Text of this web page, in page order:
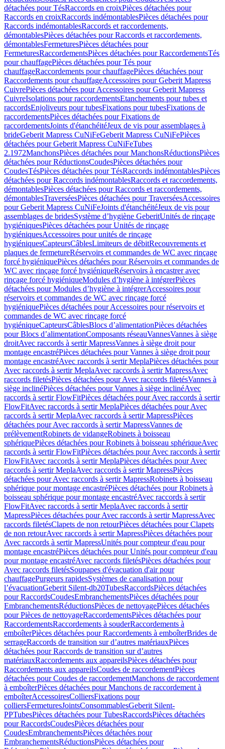
détachées pour TésRaccords en croixPièces détachées pour
Raccords en croixRaccords indémontablesPièces détachées pour
Raccords indémontablesRaccords et raccordements,
démontablesPièces détachées pour Raccords et raccordements,
démontablesFermeturesPièces détachées pour
FermeturesRaccordementsPièces détachées pour RaccordementsTés
pour chauffagePièces détachées pour Tés pour
chauffageRaccordements pour chauffagePièces détachées pour
Raccordements pour chauffageAccessoires pour Geberit Mapress
CuivrePièces détachées pour Accessoires pour Geberit Mapress
CuivreIsolations pour raccordementsEtanchements pour tubes et
raccordsEnjoliveurs pour tubesFixations pour tubesFixations de
raccordementsPièces détachées pour Fixations de
raccordementsJoints d'étanchéitéJeux de vis pour assemblages à
brideGeberit Mapress CuNiFeGeberit Mapress CuNiFePièces
détachées pour Geberit Mapress CuNiFeTubes
2.1972ManchonsPièces détachées pour ManchonsRéductionsPièces
détachées pour RéductionsCoudesPièces détachées pour
CoudesTésPièces détachées pour TésRaccords indémontablesPièces
détachées pour Raccords indémontablesRaccords et raccordements,
démontablesPièces détachées pour Raccords et raccordements,
démontablesTraverséesPièces détachées pour TraverséesAccessoires
pour Geberit Mapress CuNiFeJoints d'étanchéitéJeux de vis pour
assemblages de bridesSystème d’hygiène GeberitUnités de rinçage
hygiéniquesPièces détachées pour Unités de rinçage
hygiéniquesAccessoires pour unités de rinçage
hygiéniquesCapteursCâblesLimiteurs de débitRecouvrements et
plaques de fermetureRéservoirs et commandes de WC avec rinçage
forcé hygiéniquePièces détachées pour Réservoirs et commandes de
WC avec rinçage forcé hygiéniqueRéservoirs à encastrer avec
rinçage forcé hygiéniqueModules d’hygiène à intégrerPièces
détachées pour Modules d’hygiène à intégrerAccessoires pour
réservoirs et commandes de WC avec rinçage forcé
hygiéniquePièces détachées pour Accessoires pour réservoirs et
commandes de WC avec rinçage forcé
hygiéniqueCapteursCâblesBlocs d’alimentationPièces détachées
pour Blocs d’alimentationComposants réseauVannesVannes à siège
droitAvec raccords à sertir MapressVannes à siège droit pour
montage encastréPièces détachées pour Vannes à siège droit pour
montage encastréAvec raccords à sertir MeplaPièces détachées pour
Avec raccords à sertir MeplaAvec raccords à sertir MapressAvec
raccords filetésPièces détachées pour Avec raccords filetésVannes à
siège inclinéPièces détachées pour Vannes à siège inclinéAvec
raccords à sertir FlowFitPièces détachées pour Avec raccords à sertir
FlowFitAvec raccords à sertir MeplaPièces détachées pour Avec
raccords à sertir MeplaAvec raccords à sertir MapressPièces
détachées pour Avec raccords à sertir MapressVannes de
prélèvementRobinets de vidangeRobinets à boisseau
sphériquePièces détachées pour Robinets à boisseau sphériqueAvec
raccords à sertir FlowFitPièces détachées pour Avec raccords à sertir
FlowFitAvec raccords à sertir MeplaPièces détachées pour Avec
raccords à sertir MeplaAvec raccords à sertir MapressPièces
détachées pour Avec raccords à sertir MapressRobinets à boisseau
sphérique pour montage encastréPièces détachées pour Robinets à
boisseau sphérique pour montage encastréAvec raccords à sertir
FlowFitAvec raccords à sertir MeplaAvec raccords à sertir
MapressPièces détachées pour Avec raccords à sertir MapressAvec
raccords filetésClapets de non retourPièces détachées pour Clapets
de non retourAvec raccords à sertir MapressPièces détachées pour
Avec raccords à sertir MapressUnités pour compteur d'eau pour
montage encastréPièces détachées pour Unités pour compteur d'eau
pour montage encastréAvec raccords filetésPièces détachées pour
Avec raccords filetésSoupapes d'évacuation d'air pour
chauffagePurgeurs rapidesSystèmes de canalisation pour
l’évacuationGeberit Silent-db20TubesRaccordsPièces détachées
pour RaccordsCoudesEmbranchementsPièces détachées pour
EmbranchementsRéductionsPièces de nettoyagePièces détachées
pour Pièces de nettoyageRaccordementsPièces détachées pour
RaccordementsRaccordements à souderRaccordements à
emboîterPièces détachées pour Raccordements à emboîterBrides de
serrageRaccords de transition sur d’autres matériauxPièces
détachées pour Raccords de transition sur d’autres
matériauxRaccordements aux appareilsPièces détachées pour
Raccordements aux appareilsCoudes de raccordementPièces
détachées pour Coudes de raccordementManchons de raccordement
à emboîterPièces détachées pour Manchons de raccordement à
emboîterAccessoiresColliersFixations pour
colliersFermeturesJointsConsommablesGeberit Silent-
PPTubesPièces détachées pour TubesRaccordsPièces détachées
pour RaccordsCoudesPièces détachées pour
CoudesEmbranchementsPièces détachées pour
EmbranchementsRéductionsPièces détachées pour